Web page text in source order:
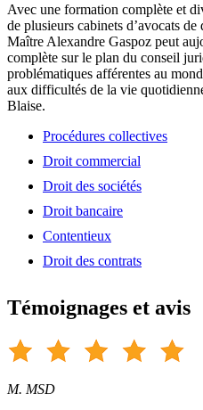
Avec une formation complète et
de plusieurs cabinets d’avocats
Maître Alexandre Gaspoz peut
complète sur le plan du conseil
problématiques afférentes au
aux difficultés de la vie
Blaise.
Procédures collectives
Droit commercial
Droit des sociétés
Droit bancaire
Contentieux
Droit des contrats
Témoignages et avis
M. MSD